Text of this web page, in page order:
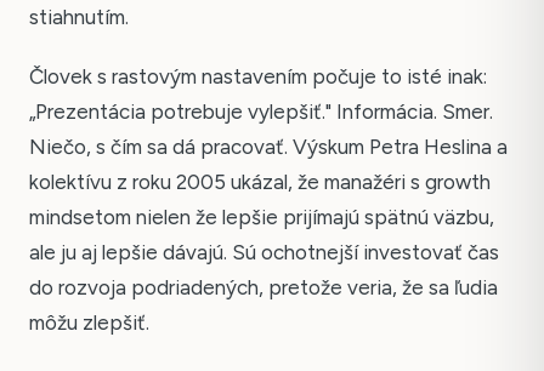
stiahnutím.
Človek s rastovým nastavením počuje to isté inak:
„Prezentácia potrebuje vylepšiť." Informácia. Smer.
Niečo, s čím sa dá pracovať. Výskum Petra Heslina a
kolektívu z roku 2005 ukázal, že manažéri s growth
mindsetom nielen že lepšie prijímajú spätnú väzbu,
ale ju aj lepšie dávajú. Sú ochotnejší investovať čas
do rozvoja podriadených, pretože veria, že sa ľudia
môžu zlepšiť.